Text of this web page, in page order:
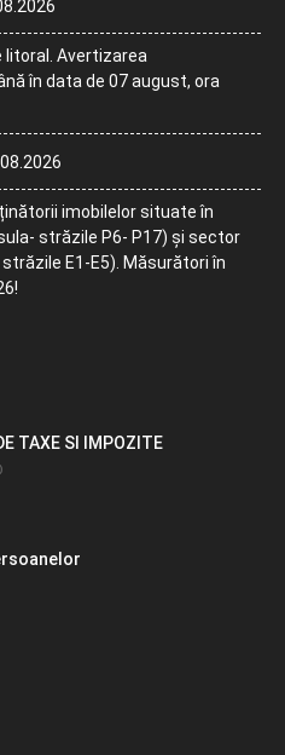
litoral. Avertizarea
în data de 07 august, ora
imobilelor situate în
străzile P6- P17) și sector
E1-E5). Măsurători în
TAXE SI IMPOZITE